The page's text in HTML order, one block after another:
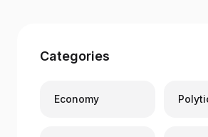
Categories
Economy